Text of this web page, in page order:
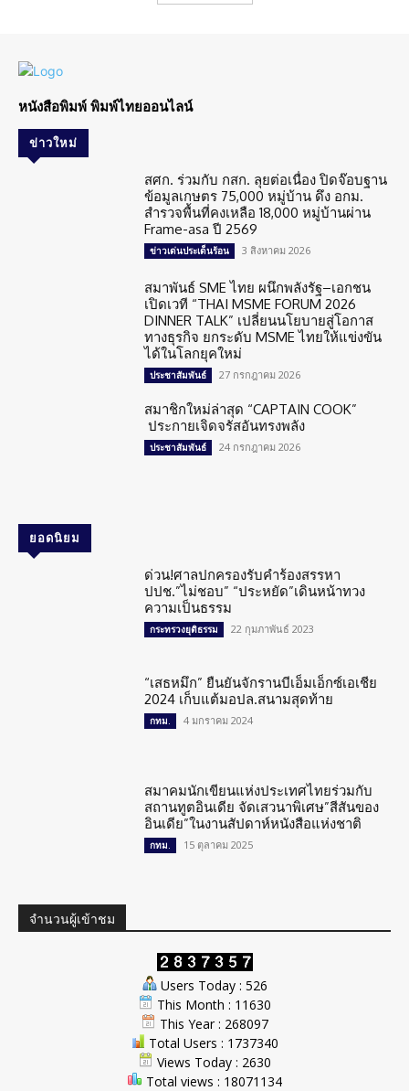
หนังสือพิมพ์ พิมพ์ไทยออนไลน์
ข่าวใหม่
สศก. ร่วมกับ กสก. ลุยต่อเนื่อง ปิดจ๊อบฐาน
ข้อมูลเกษตร 75,000 หมู่บ้าน ดึง อกม.
สำรวจพื้นที่คงเหลือ 18,000 หมู่บ้านผ่าน
Frame-asa ปี 2569
ข่าวเด่นประเด็นร้อน 3 สิงหาคม 2026
สมาพันธ์ SME ไทย ผนึกพลังรัฐ–เอกชน
เปิดเวที “THAI MSME FORUM 2026
DINNER TALK” เปลี่ยนนโยบายสู่โอกาส
ทางธุรกิจ ยกระดับ MSME ไทยให้แข่งขัน
ได้ในโลกยุคใหม่
ประชาสัมพันธ์ 27 กรกฎาคม 2026
สมาชิกใหม่ล่าสุด “CAPTAIN COOK”
ประกายเจิดจรัสอันทรงพลัง
ประชาสัมพันธ์ 24 กรกฎาคม 2026
ยอดนิยม
ด่วน!ศาลปกครองรับคำร้องสรรหา
ปปช.”ไม่ชอบ” “ประหยัด”เดินหน้าทวง
ความเป็นธรรม
กระทรวงยุติธรรม 22 กุมภาพันธ์ 2023
“เสธหมึก” ยืนยันจักรานบีเอ็มเอ็กซ์เอเชีย
2024 เก็บแต้มอปล.สนามสุดท้าย
กทม. 4 มกราคม 2024
สมาคมนักเขียนแห่งประเทศไทยร่วมกับ
สถานทูตอินเดีย จัดเสวนาพิเศษ”สีสันของ
อินเดีย”ในงานสัปดาห์หนังสือแห่งชาติ
กทม. 15 ตุลาคม 2025
จำนวนผู้เข้าชม
Users Today : 526
This Month : 11630
This Year : 268097
Total Users : 1737340
Views Today : 2630
Total views : 18071134